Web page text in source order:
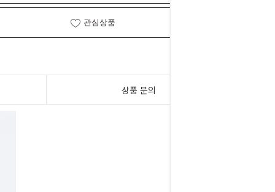
관심상품
상품 문의